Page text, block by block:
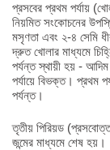
প্রসবের প্রথম পর্যায়
নিয়মিত সংকোচনের
মসৃণতা এবং ২-৪ সেমি
দ্রুত খোলার মাধ্যমে
পর্যন্ত স্থায়ী হয় - আদিম
পর্যায়ে বিভক্ত। প্রথম
পর্যন্ত।
তৃতীয় পিরিয়ড
জন্মের মাধ্যমে শেষ হয়।